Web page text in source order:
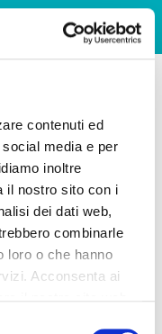
contenuti ed
media e per
inoltre
il nostro sito con i
dei dati web,
combinarle
loro o che hanno
Acconsenta ai